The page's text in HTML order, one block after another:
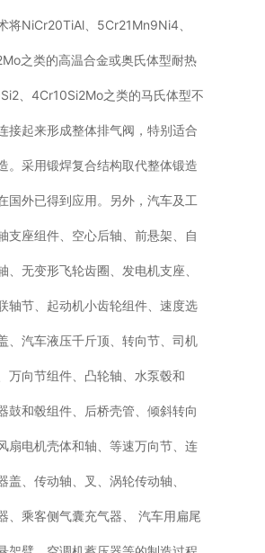
将NiCr20TiAl、5Cr21Mn9Ni4、
之类的高温合金或奥氏体型耐热
、4Cr10Si2Mo之类的马氏体型不
接起来形成整体排气阀，特别适合
。采用锻焊复合结构取代整体锻造
国外已得到应用。另外，汽车及工
支座组件、空心后轴、前悬架、自
、无变形飞轮齿圈、发电机支座、
轴节、起动机小齿轮组件、速度选
、汽车液压千斤顶、转向节、司机
万向节组件、凸轮轴、水泵毂和
鼓和毂组件、后桥壳管、倾斜转向
扇电机壳体和轴、等速万向节、连
盖、传动轴、叉、涡轮传动轴、
、乘客侧气囊充气器、 汽车用扁尾